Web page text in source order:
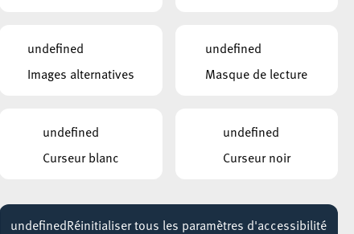
undefined
Images alternatives
undefined
Masque de lecture
undefined
Curseur blanc
undefined
Curseur noir
undefinedRéinitialiser tous les paramètres d'accessibilité